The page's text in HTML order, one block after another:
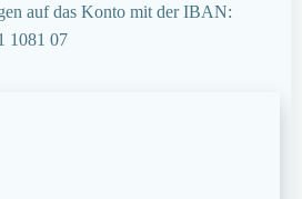
auf das Konto mit der IBAN:
1081 07